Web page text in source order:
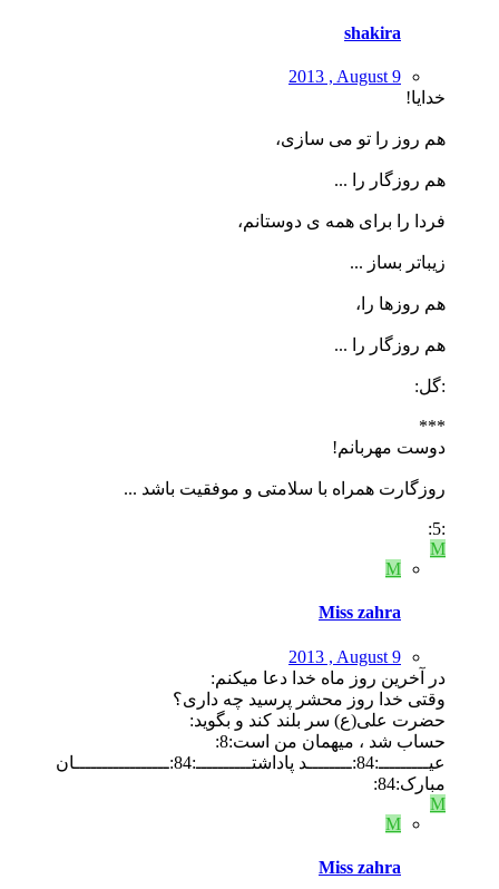
shakira
2013 , August 9
خدایا!
هم روز را تو می سازی،
هم روزگار را ...
فردا را برای همه ی دوستانم،
زیباتر بساز ...
هم روزها را،
هم روزگار را ...
:گل:
***
دوست مهربانم!
روزگارت همراه با سلامتی و موفقیت باشد ...
:5:
M
M
Miss zahra
2013 , August 9
در آخرین روز ماه خدا دعا میکنم:
وقتی خدا روز محشر پرسید چه داری؟
حضرت علی(ع) سر بلند کند و بگوید:
حساب شد ، میهمان من است:8:
عیـــــــــ:84:ــــــــد پاداشتــــــــــ:84:ـــــــــــــــــان
مبارک:84:
M
M
Miss zahra